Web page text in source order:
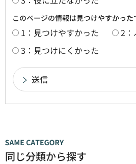
このページの情報は見つけやすかった
1：見つけやすかった
2：
3：見つけにくかった
同じ分類から探す